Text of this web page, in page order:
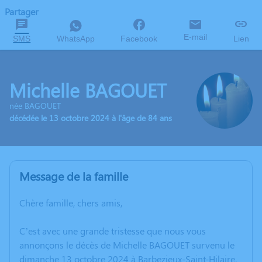
Partager
SMS WhatsApp Facebook E-mail Lien
Michelle BAGOUET
née BAGOUET
décédée le 13 octobre 2024 à l'âge de 84 ans
Message de la famille
Chère famille, chers amis,
C’est avec une grande tristesse que nous vous
annonçons le décès de Michelle BAGOUET survenu le
dimanche 13 octobre 2024 à Barbezieux-Saint-Hilaire.